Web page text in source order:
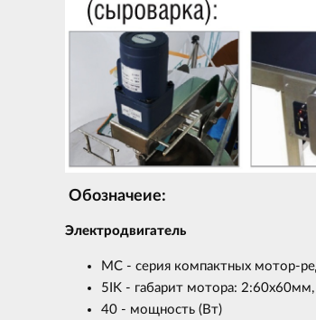
Обозначеие:
Электродвигатель
MC - серия компактных мотор-
5IK - габарит мотора:
40 - мощность (Вт)